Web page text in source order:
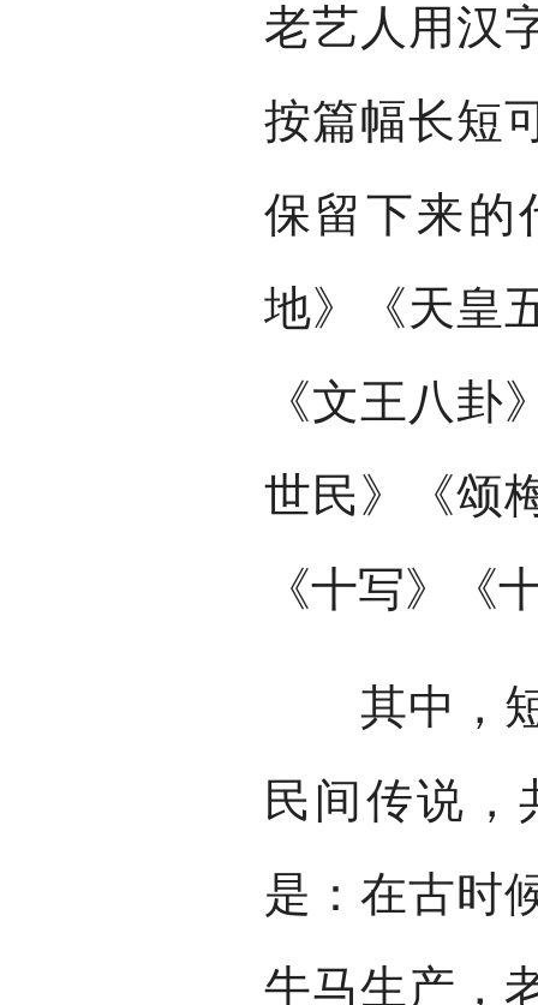
老艺人用汉
按篇幅长短
保留下来的
地》《天皇
《文王八
世民》《颂
《十写》《
其中，短
民间传说
是：在古时
牛马生产，